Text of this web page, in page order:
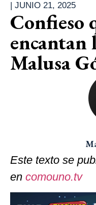
| JUNIO 21, 2025
Confieso
encantan
Malusa
Este texto se
en comouno.tv